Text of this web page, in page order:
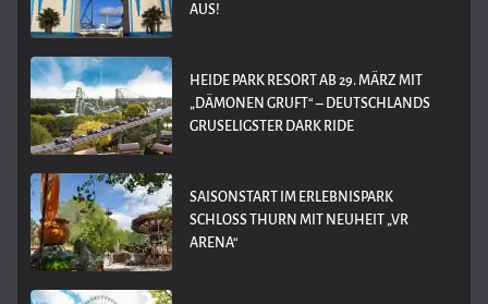
AUS!
HEIDE PARK RESORT AB 29. MÄRZ MIT
„DÄMONEN GRUFT“ – DEUTSCHLANDS
GRUSELIGSTER DARK RIDE
SAISONSTART IM ERLEBNISPARK
SCHLOSS THURN MIT NEUHEIT „VR
ARENA“